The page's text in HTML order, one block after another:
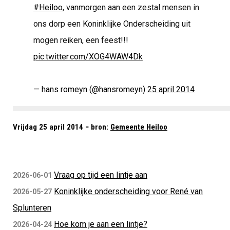
#Heiloo, vanmorgen aan een zestal mensen in
ons dorp een Koninklijke Onderscheiding uit
mogen reiken, een feest!!!
pic.twitter.com/XOG4WAW4Dk
— hans romeyn (@hansromeyn) 25 april 2014
Vrijdag 25 april 2014 − bron: Gemeente Heiloo
2026-06-01 Vraag op tijd een lintje aan
2026-05-27 Koninklijke onderscheiding voor René van
Splunteren
2026-04-24 Hoe kom je aan een lintje?